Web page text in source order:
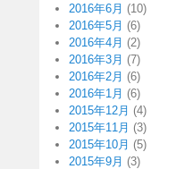
2016年6月 (10)
2016年5月 (6)
2016年4月 (2)
2016年3月 (7)
2016年2月 (6)
2016年1月 (6)
2015年12月 (4)
2015年11月 (3)
2015年10月 (5)
2015年9月 (3)